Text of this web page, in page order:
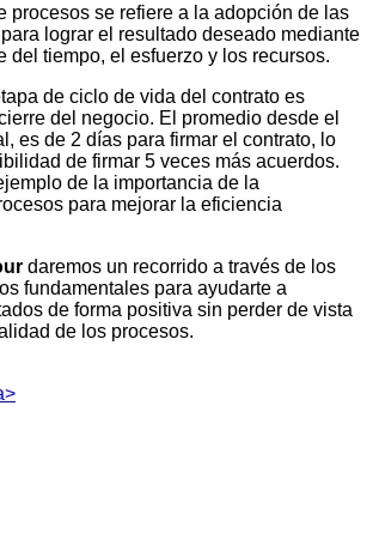
procesos se refiere a la adopción de las
lograr el resultado deseado mediante
del tiempo, el esfuerzo y los recursos.
de ciclo de vida del contrato es
del negocio. El promedio desde el
es de 2 días para firmar el contrato, lo
de firmar 5 veces más acuerdos.
de la importancia de la
para mejorar la eficiencia
daremos un recorrido a través de los
fundamentales para ayudarte a
de forma positiva sin perder de vista
de los procesos.